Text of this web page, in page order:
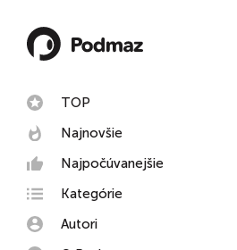
TOP
Najnovšie
Najpočúvanejšie
Kategórie
Autori